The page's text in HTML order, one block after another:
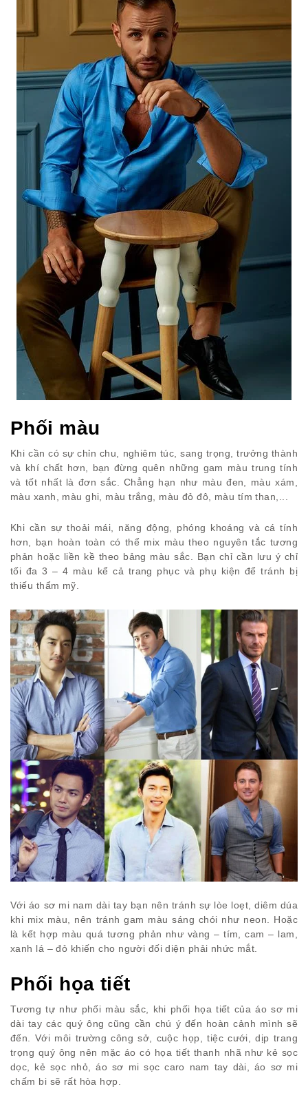
Phối màu
Khi cần có sự chỉn chu, nghiêm túc, sang trọng, trưởng thành
và khí chất hơn, bạn đừng quên những gam màu trung tính
và tốt nhất là đơn sắc. Chẳng hạn như màu đen, màu xám,
màu xanh, màu ghi, màu trắng, màu đỏ đô, màu tím than,...
Khi cần sự thoải mái, năng động, phóng khoáng và cá tính
hơn, bạn hoàn toàn có thể mix màu theo nguyên tắc tương
phản hoặc liền kề theo bảng màu sắc. Bạn chỉ cần lưu ý chỉ
tối đa 3 – 4 màu kể cả trang phục và phụ kiện để tránh bị
thiếu thẩm mỹ.
Với áo sơ mi nam dài tay bạn nên tránh sự lòe loẹt, diêm dúa
khi mix màu, nên tránh gam màu sáng chói như neon. Hoặc
là kết hợp màu quá tương phản như vàng – tím, cam – lam,
xanh lá – đỏ khiến cho người đối diện phải nhức mắt.
Phối họa tiết
Tương tự như phối màu sắc, khi phối họa tiết của áo sơ mi
dài tay các quý ông cũng cần chú ý đến hoàn cảnh mình sẽ
đến. Với môi trường công sở, cuộc họp, tiệc cưới, dịp trang
trọng quý ông nên mặc áo có họa tiết thanh nhã như kẻ sọc
dọc, kẻ sọc nhỏ, áo sơ mi sọc caro nam tay dài, áo sơ mi
chấm bi sẽ rất hòa hợp.